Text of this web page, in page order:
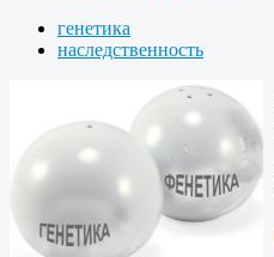
генетика
наследственность